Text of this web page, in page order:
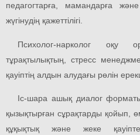
педагогтарға, мамандарға
жүгінудің қажеттілігі.
Психолог-нарколог оқу
тұрақтылықтың, стресс
қауіптің алдын алудағы рөлін
Іс-шара ашық диалог
қызықтырған сұрақтарды қойып,
құқықтық және жеке